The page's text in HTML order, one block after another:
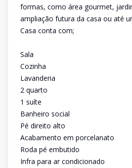
formas, como área gourmet,
ampliação futura da casa ou até
Casa conta com;
Sala
Cozinha
Lavanderia
2 quarto
1 suíte
Banheiro social
Pé direito alto
Acabamento em porcelanato
Roda pé embutido
Infra para ar condicionado